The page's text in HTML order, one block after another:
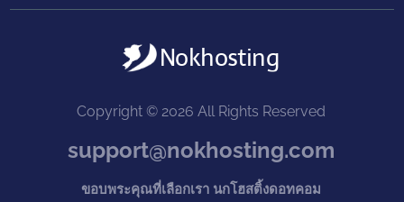
Copyright © 2026 All Rights Reserved
support@nokhosting.com
ขอบพระคุณที่เลือกเรา นกโฮสติ้งดอทคอม